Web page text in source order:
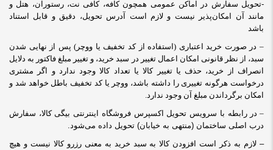
-تحویل سفارش در اماکن عمومی همچون کافه، کافی نت، رستوران، هتل و
مانند آن امکان‌پذیر نیست و لازم است آدرس تحویل، دقیق و قابل استناد
باشد
– در صورت خرید اعتباری (استفاده از کد تخفیف یا ووچر) پس از نهایی شدن
سبد، از نظر قانونی امکان اعمال تغییر در سبد خرید، و تغییر مبلغ فاکتور به دلایل
انصراف از خرید، حذف یا تغییر کالا یا تعداد کالا وجود ندارد و اگر مشتری
درخواست هرگونه تغییری را داشته باشد، ووچر یا کد تخفیف باطل خواهد شد و
امکان برگرداندن مبلغ آن وجود ندارد.
– در رابطه با سرویس تحویل اکسپرس فروشگاه اینترنتی بیگی کالا، سفارش
درب اصلی ساختمان (منتهی به خیابان) تحویل داده می‌شود.
– لازم به ذکر است افزودن کالا به سبد خرید به معنی رزرو کالا نیست و هیچ